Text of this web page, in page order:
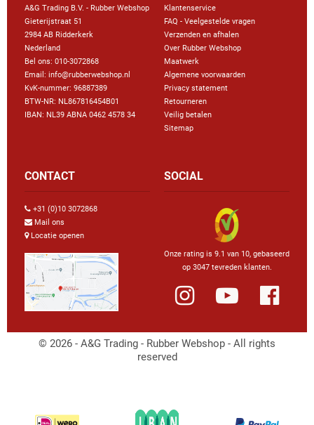
A&G Trading B.V. - Rubber Webshop
Gieterijstraat 51
2984 AB Ridderkerk
Nederland
Bel ons: 010-3072868
Email: info@rubberwebshop.nl
KvK-nummer: 96887389
BTW-NR: NL867816454B01
IBAN: NL39 ABNA 0462 4578 34
Klantenservice
FAQ - Veelgestelde vragen
Verzenden en afhalen
Over Rubber Webshop
Maatwerk
Algemene voorwaarden
Privacy statement
Retourneren
Veilig betalen
Sitemap
CONTACT
+31 (0)10 3072868
Mail ons
Locatie openen
SOCIAL
Onze rating is 9.1 van 10, gebaseerd
op 3047 tevreden klanten.
© 2026 - A&G Trading - Rubber Webshop - All rights
reserved